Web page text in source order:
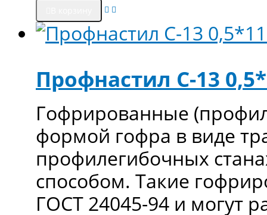
Профнастил С-13
Гофрированные
формой гофра в виде
профилегибочных
способом. Такие
ГОСТ 24045-94 и могут